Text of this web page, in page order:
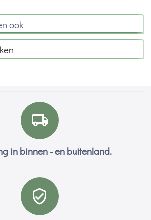
ook
in binnen - en buitenland.